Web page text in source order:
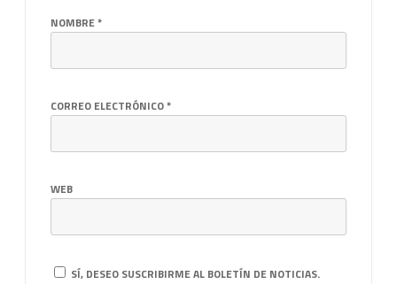
NOMBRE*
CORREO ELECTRÓNICO*
WEB
SÍ, DESEO SUSCRIBIRME AL BOLETÍN DE NOTICIAS.